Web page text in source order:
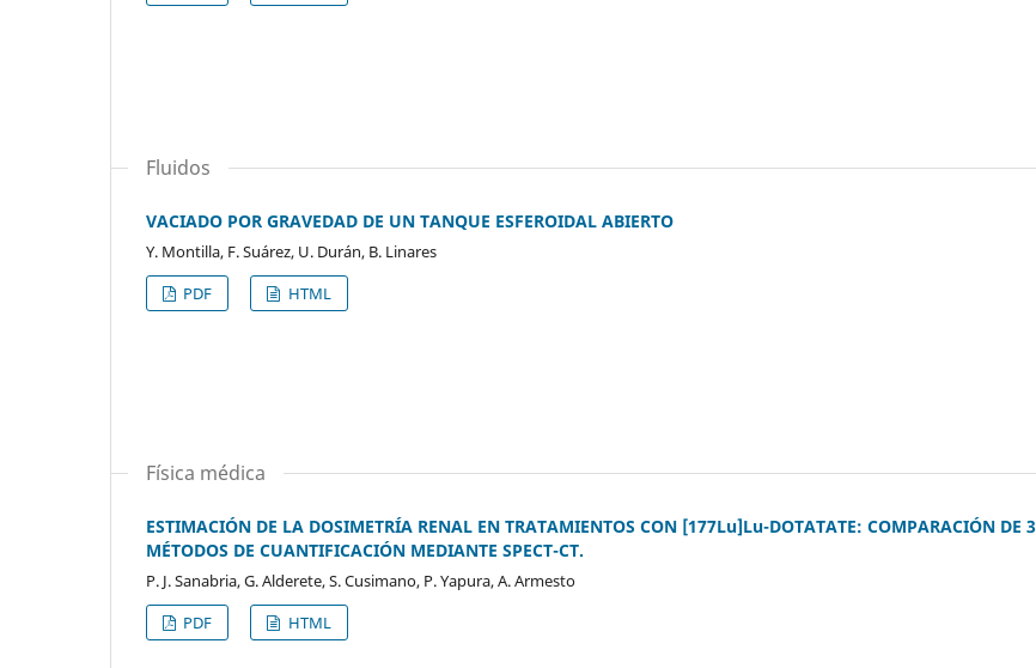
Fluidos
VACIADO POR GRAVEDAD DE UN TANQUE ESFEROIDAL ABIERTO
Y. Montilla, F. Suárez, U. Durán, B. Linares
PDF
HTML
Física médica
ESTIMACIÓN DE LA DOSIMETRÍA RENAL EN TRATAMIENTOS CON [177Lu]Lu-DOTATATE: COMPARACIÓN DE 3
MÉTODOS DE CUANTIFICACIÓN MEDIANTE SPECT-CT.
P. J. Sanabria, G. Alderete, S. Cusimano, P. Yapura, A. Armesto
PDF
HTML